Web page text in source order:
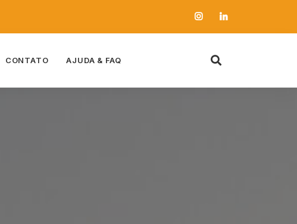
CONTATO AJUDA & FAQ